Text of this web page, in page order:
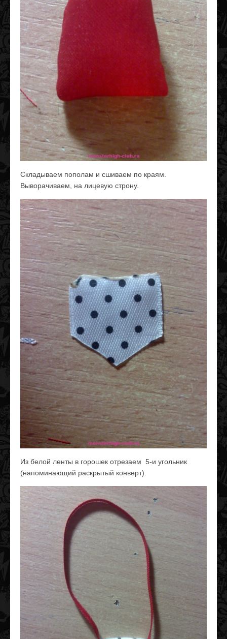
Складываем пополам и сшиваем по краям.
Выворачиваем, на лицевую строну.
Из белой ленты в горошек отрезаем 5-и угольник
(напоминающий раскрытый конверт).